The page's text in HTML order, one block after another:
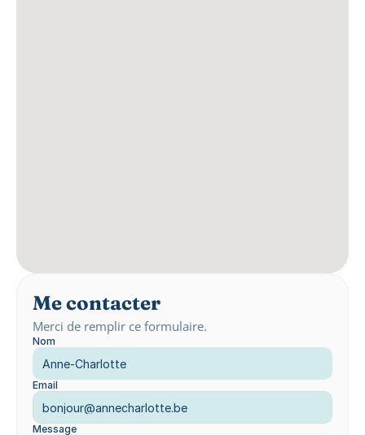
Me contacter
Merci de remplir ce formulaire.
Nom
Email
Message